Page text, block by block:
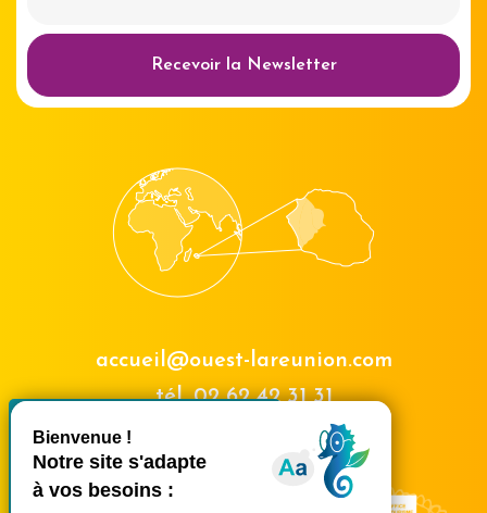
Masquer le
Recevoir la Newsletter
accueil@ouest-lareunion.com
tél.02 62 42 31 31
Nous rencontrer